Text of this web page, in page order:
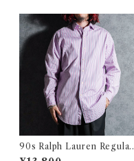
90s Ralph Lauren Regular
Collar Stripe Dress Shirts